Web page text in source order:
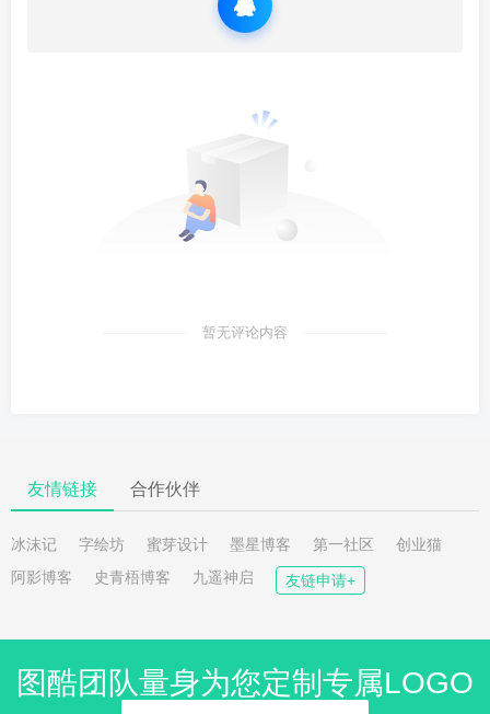
暂无评论内容
友情链接 合作伙伴
冰沫记 字绘坊 蜜芽设计 墨星博客 第一社区
创业猫
阿影博客
史青梧博客 九遥神启 友链申请+
图酷团队量身为您定制专属LOGO